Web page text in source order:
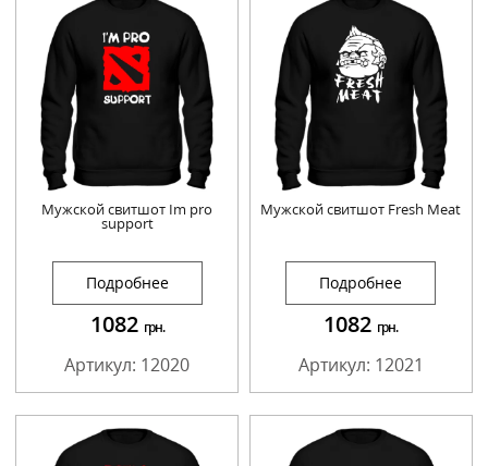
Мужской свитшот Im pro
support
Подробнее
1082 грн.
Артикул: 12020
Мужской свитшот Fresh Meat
Подробнее
1082 грн.
Артикул: 12021